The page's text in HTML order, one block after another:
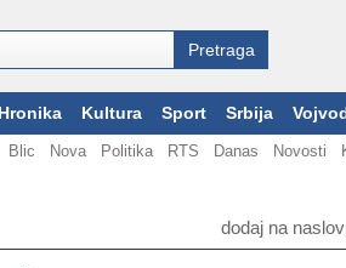
Hronika Kultura Sport Srbija
Blic Nova Politika RTS Danas Novosti
dodaj na